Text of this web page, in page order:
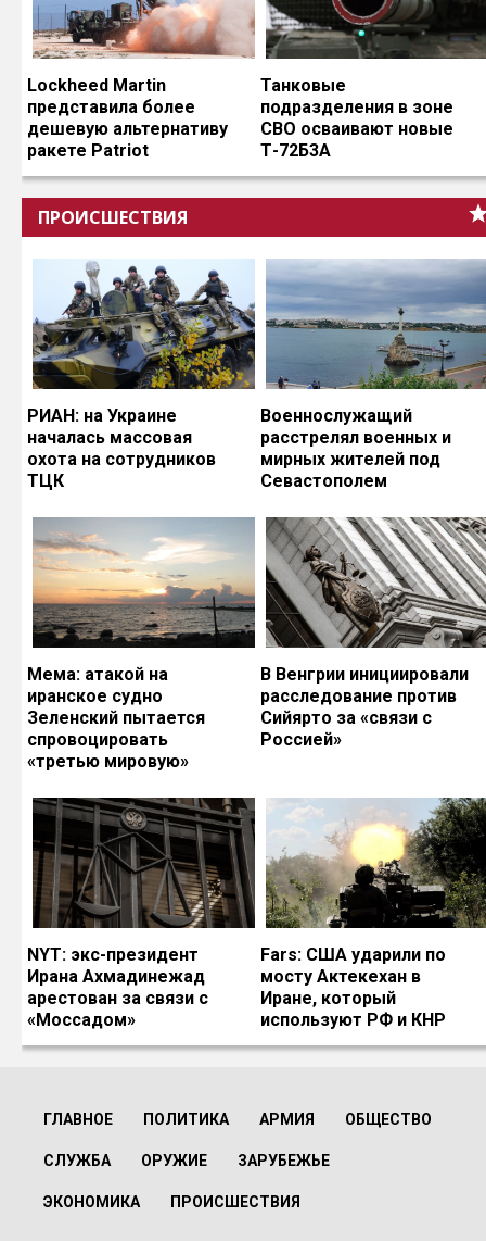
Lockheed Martin
представила более
дешевую альтернативу
ракете Patriot
Танковые
подразделения в зоне
СВО осваивают новые
Т-72Б3А
ПРОИСШЕСТВИЯ
РИАН: на Украине
началась массовая
охота на сотрудников
ТЦК
Военнослужащий
расстрелял военных и
мирных жителей под
Севастополем
Мема: атакой на
иранское судно
Зеленский пытается
спровоцировать
«третью мировую»
В Венгрии инициировали
расследование против
Сийярто за «связи с
Россией»
NYT: экс-президент
Ирана Ахмадинежад
арестован за связи с
«Моссадом»
Fars: США ударили по
мосту Актекехан в
Иране, который
используют РФ и КНР
ГЛАВНОЕ ПОЛИТИКА АРМИЯ ОБЩЕСТВО
СЛУЖБА ОРУЖИЕ ЗАРУБЕЖЬЕ
ЭКОНОМИКА ПРОИСШЕСТВИЯ